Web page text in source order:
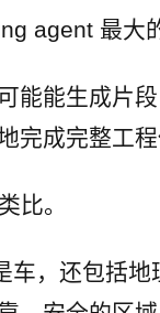
agent 最大
能能生成片
完成完整工
比。
车，还包括